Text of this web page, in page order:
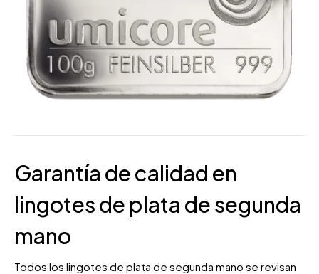
Garantía de calidad en
lingotes de plata de segunda
mano
Todos los lingotes de plata de segunda mano se revisan